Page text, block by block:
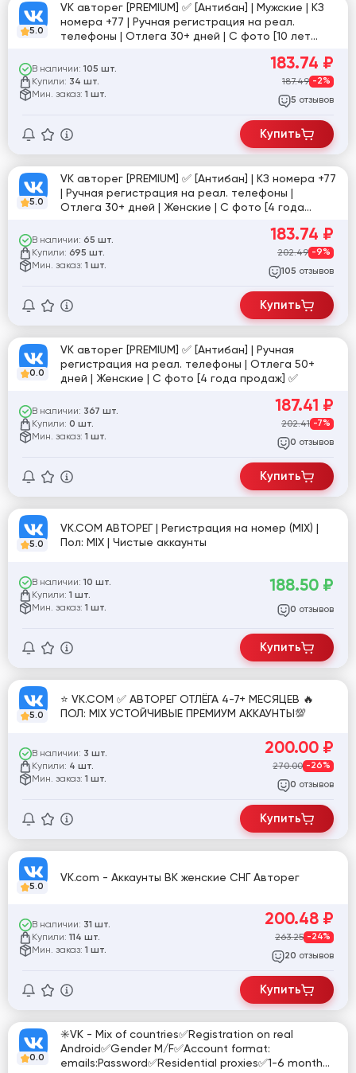
5.0
VK авторег [PREMIUM] ✅ [Антибан] | Мужские | КЗ
номера +77 | Ручная регистрация на реал.
телефоны | Отлега 30+ дней | С фото [10 лет
В наличии: 105 шт.
Купили: 34 шт.
Мин. заказ: 1 шт.
183.74 ₽
187.49 -2%
5 отзывов
Купить
5.0
VK авторег [PREMIUM] ✅ [Антибан] | КЗ номера +77
| Ручная регистрация на реал. телефоны |
Отлега 30+ дней | Женские | С фото [4 года
В наличии: 65 шт.
Купили: 695 шт.
Мин. заказ: 1 шт.
183.74 ₽
202.49 -9%
105 отзывов
Купить
0.0
VK авторег [PREMIUM] ✅ [Антибан] | Ручная
регистрация на реал. телефоны | Отлега 50+
дней | Женские | С фото [4 года продаж] ✅
В наличии: 367 шт.
Купили: 0 шт.
Мин. заказ: 1 шт.
187.41 ₽
202.41 -7%
0 отзывов
Купить
5.0
VK.COM АВТОРЕГ | Регистрация на номер (MIX) |
Пол: MIX | Чистые аккаунты
В наличии: 10 шт.
Купили: 1 шт.
Мин. заказ: 1 шт.
188.50 ₽
0 отзывов
Купить
5.0
⭐️ VK.COM ✅ АВТОРЕГ ОТЛЁГА 4-7+ МЕСЯЦЕВ 🔥
ПОЛ: MIX УСТОЙЧИВЫЕ ПРЕМИУМ АККАУНТЫ💯
В наличии: 3 шт.
Купили: 4 шт.
Мин. заказ: 1 шт.
200.00 ₽
270.00 -26%
0 отзывов
Купить
5.0
VK.com - Аккаунты ВК женские СНГ Авторег
В наличии: 31 шт.
Купили: 114 шт.
Мин. заказ: 1 шт.
200.48 ₽
263.25 -24%
20 отзывов
Купить
0.0
✳️VK - Mix of countries✅Registration on real
Android✅Gender M/F✅Account format:
emails:Password✅Residential proxies✅1-6 month